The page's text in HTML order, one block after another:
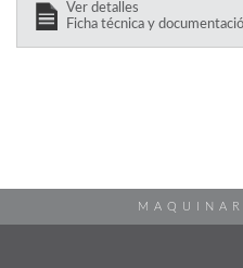
Ver detalles
Ficha técnica y